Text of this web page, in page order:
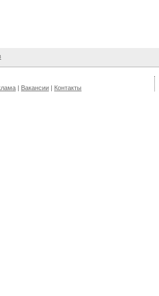
| Вакансии | Контакты